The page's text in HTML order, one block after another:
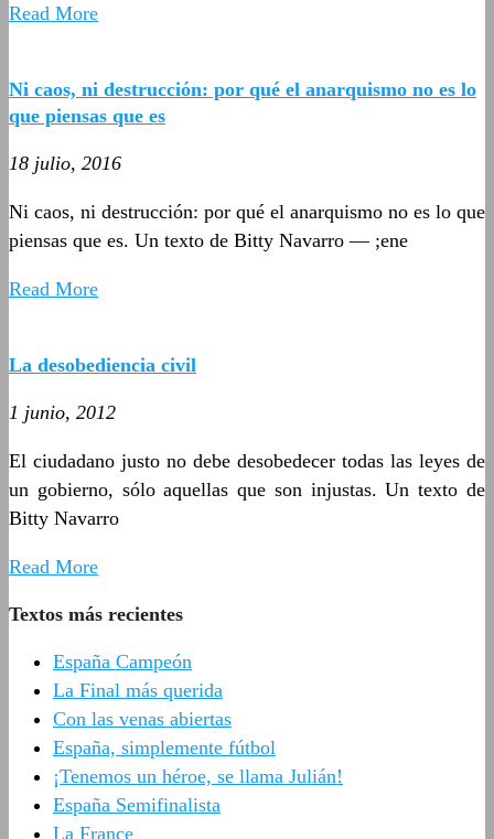
Read More
Ni caos, ni destrucción: por qué el anarquismo no es lo
que piensas que es
18 julio, 2016
Ni caos, ni destrucción: por qué el anarquismo no es lo que
piensas que es. Un texto de Bitty Navarro — ;ene
Read More
La desobediencia civil
1 junio, 2012
El ciudadano justo no debe desobedecer todas las leyes de
un gobierno, sólo aquellas que son injustas. Un texto de
Bitty Navarro
Read More
Textos más recientes
España Campeón
La Final más querida
Con las venas abiertas
España, simplemente fútbol
¡Tenemos un héroe, se llama Julián!
España Semifinalista
La France